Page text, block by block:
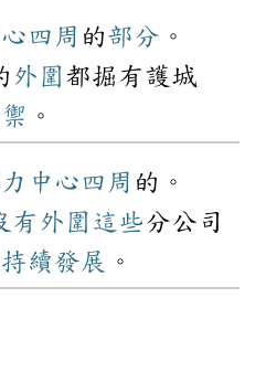
四周 的部分 。
外圍 都掘有護城
。
中心 四周 的。
有 外圍 這些分公司
持續發展 。